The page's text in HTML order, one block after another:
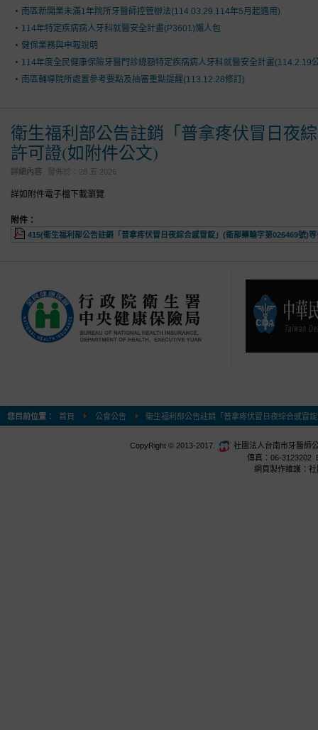
南區新開業未滿1年院所牙醫師控管辦法(114.03.29,114年5月起適用)
114年特定疾病病人牙科就醫安全計畫(P3601)懶人包
健保業務與申報說明
114年度全民健康保險牙醫門診總額特定疾病病人牙科就醫安全計畫(114.2.19
南區輔導院所處置參考要點及抽審重點提醒(113.12.28修訂)
衛生福利部公告註銷「普拿疼伏冒日夜
許可證(如附件公文)
詳細內容 發佈於： 28 五 2026
詳如附件電子檔下載瀏覽
附件：
415(衛生福利部公告註銷「普拿疼伏冒日夜綜合感冒錠」(衛部藥輸字第026469號)
您目前位置： 首頁 公會公告 衛生福利部公告註銷「普拿疼伏冒日夜綜合感冒
CopyRight © 2013-2017.
社團法人台南市牙醫師
傳真：06-3123202
網頁製作維護：